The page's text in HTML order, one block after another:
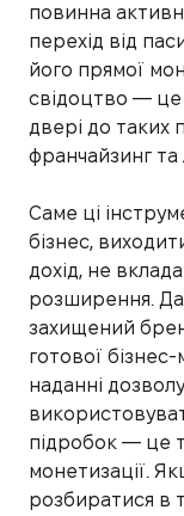
повинна
перехід від
його прямої
свідоцтво —
двері до таких
франчайзинг та
Саме ці
бізнес,
дохід, не
розширення.
захищений
готової
наданні
підробок — це
монетизації.
розбиратися в